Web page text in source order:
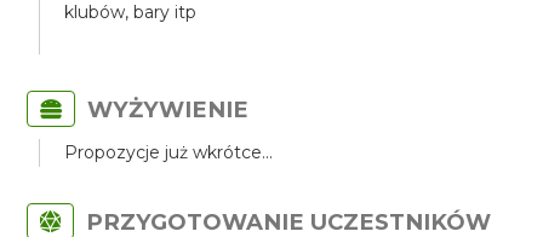
klubów, bary itp
WYŻYWIENIE
Propozycje już wkrótce...
PRZYGOTOWANIE UCZESTNIKÓW